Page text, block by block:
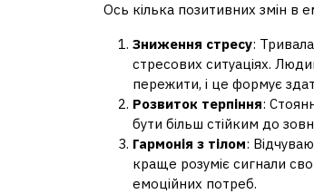
Ось кілька позитивних змін в
Зниження стресу:
стресових ситуаціях.
пережити, і це формує
Розвиток терпіння:
бути більш стійким до
Гармонія з тілом:
краще розуміє сигнали
емоційних потреб.